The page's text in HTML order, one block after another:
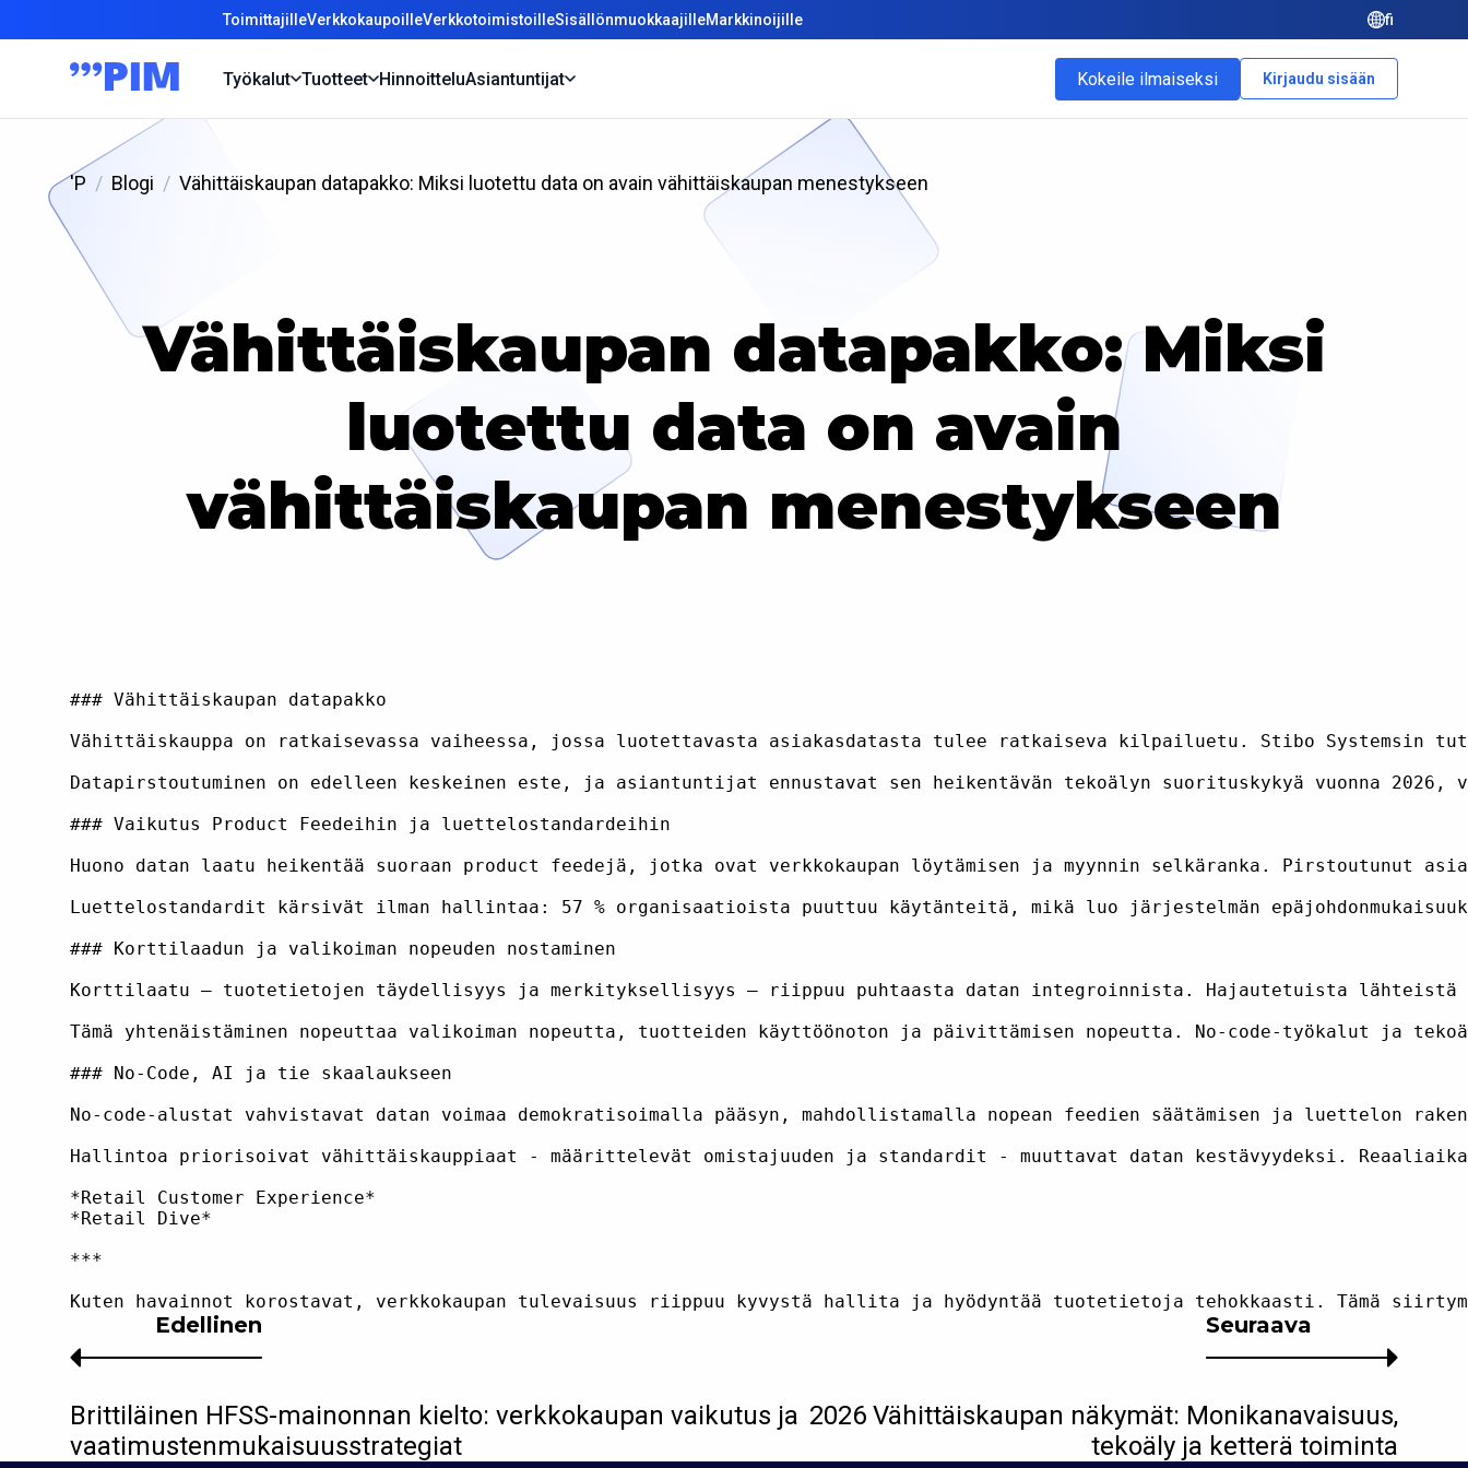
ToimittajilleVerkkokaupoilleVerkkotoimistoilleSisällönmuokkaajilleMarkkinoijille fi
Työkalut Tuotteet HinnoitteluAsiantuntijat Kokeile ilmaiseksi Kirjaudu sisään
'P Blogi Vähittäiskaupan datapakko: Miksi luotettu data on avain vähittäiskaupan menestykseen
Vähittäiskaupan datapakko: Miksi
luotettu data on avain
vähittäiskaupan menestykseen
### Vähittäiskaupan datapakko
Vähittäiskauppa on ratkaisevassa vaiheessa, jossa luotettavasta asiakasdatasta tulee ratkaiseva kilpailuetu. Stibo
Datapirstoutuminen on edelleen keskeinen este, ja asiantuntijat ennustavat sen heikentävän tekoälyn suorituskykyä vuonna
### Vaikutus Product Feedeihin ja luettelostandardeihin
Huono datan laatu heikentää suoraan product feedejä, jotka ovat verkkokaupan löytämisen ja myynnin selkäranka.
Luettelostandardit kärsivät ilman hallintaa: 57 % organisaatioista puuttuu käytänteitä, mikä luo järjestelmän
### Korttilaadun ja valikoiman nopeuden nostaminen
Korttilaatu – tuotetietojen täydellisyys ja merkityksellisyys – riippuu puhtaasta datan integroinnista. Hajautetuista lähteistä
Tämä yhtenäistäminen nopeuttaa valikoiman nopeutta, tuotteiden käyttöönoton ja päivittämisen nopeutta. No-code-työkalut
### No-Code, AI ja tie skaalaukseen
No-code-alustat vahvistavat datan voimaa demokratisoimalla pääsyn, mahdollistamalla nopean feedien säätämisen ja
Hallintoa priorisoivat vähittäiskauppiaat - määrittelevät omistajuuden ja standardit - muuttavat datan kestävyydeksi.
*Retail Customer Experience*
*Retail Dive*
***
Seuraava
2026 Vähittäiskaupan näkymät: Monikanavaisuus,
tekoäly ja ketterä toiminta
Edellinen
Brittiläinen HFSS-mainonnan kielto: verkkokaupan vaikutus ja
vaatimustenmukaisuusstrategiat